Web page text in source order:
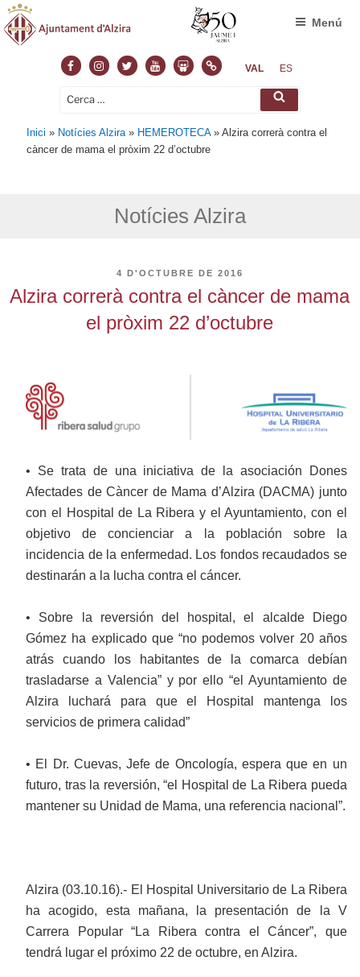
FacebookInstagram
TwitterYoutubeSlideshare
NormasVAL ES
Cerca: Cerca
Menú
Inici » Notícies Alzira » HEMEROTECA»Alzira correrà contra el
càncer de mama el pròxim 22 d’octubre
Notícies Alzira
PUBLICAT
A
4 D'OCTUBRE DE 2016
Alzira correrà contra el càncer de mama
el pròxim 22 d’octubre
• Se trata de una iniciativa de la asociación Dones
Afectades de Càncer de Mama d’Alzira (DACMA) junto
con el Hospital de La Ribera y el Ayuntamiento, con el
objetivo de concienciar a la población sobre la
incidencia de la enfermedad. Los fondos recaudados se
destinarán a la lucha contra el cáncer.
• Sobre la reversión del hospital, el alcalde Diego
Gómez ha explicado que “no podemos volver 20 años
atrás cuando los habitantes de la comarca debían
trasladarse a Valencia” y por ello “el Ayuntamiento de
Alzira luchará para que el Hospital mantenga los
servicios de primera calidad”
• El Dr. Cuevas, Jefe de Oncología, espera que en un
futuro, tras la reversión, “el Hospital de La Ribera pueda
mantener su Unidad de Mama, una referencia nacional”.
Alzira (03.10.16).- El Hospital Universitario de La Ribera
ha acogido, esta mañana, la presentación de la V
Carrera Popular “La Ribera contra el Cáncer”, que
tendrá lugar el próximo 22 de octubre, en Alzira.